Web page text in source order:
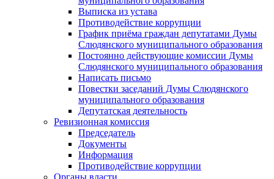
Выписка из устава
Противодействие коррупции
График приёма граждан депутатами Думы
Слюдянского муниципального образования
Постоянно действующие комиссии Думы
Слюдянского муниципального образования
Написать письмо
Повестки заседаний Думы Слюдянского
муниципального образования
Депутатская деятельность
Ревизионная комиссия
Председатель
Документы
Информация
Противодействие коррупции